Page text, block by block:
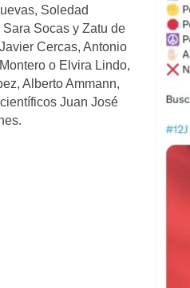
Soledad
Socas y Zatu de
Cercas, Antonio
o Elvira Lindo,
Alberto Ammann,
Juan José